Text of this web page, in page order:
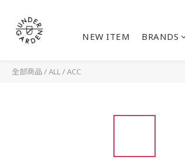
NEW ITEM BRANDS
全部商品 /ALL/ACC